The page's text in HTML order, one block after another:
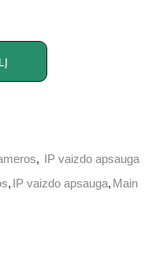
,
IP vaizdo apsauga
, IP vaizdo apsauga, Main